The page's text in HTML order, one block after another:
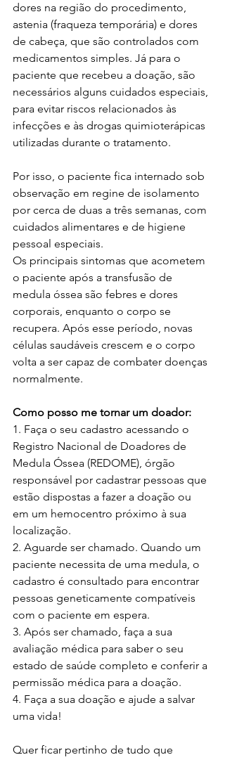
dores na região do procedimento,
astenia (fraqueza temporária) e dores
de cabeça, que são controlados com
medicamentos simples. Já para o
paciente que recebeu a doação, são
necessários alguns cuidados especiais,
para evitar riscos relacionados às
infecções e às drogas quimioterápicas
utilizadas durante o tratamento.
Por isso, o paciente fica internado sob
observação em regine de isolamento
por cerca de duas a três semanas, com
cuidados alimentares e de higiene
pessoal especiais.
Os principais sintomas que acometem
o paciente após a transfusão de
medula óssea são febres e dores
corporais, enquanto o corpo se
recupera. Após esse período, novas
células saudáveis crescem e o corpo
volta a ser capaz de combater doenças
normalmente.
Como posso me tornar um doador:
1. Faça o seu cadastro acessando o
Registro Nacional de Doadores de
Medula Óssea (REDOME), órgão
responsável por cadastrar pessoas que
estão dispostas a fazer a doação ou
em um hemocentro próximo à sua
localização.
2. Aguarde ser chamado. Quando um
paciente necessita de uma medula, o
cadastro é consultado para encontrar
pessoas geneticamente compatíveis
com o paciente em espera.
3. Após ser chamado, faça a sua
avaliação médica para saber o seu
estado de saúde completo e conferir a
permissão médica para a doação.
4. Faça a sua doação e ajude a salvar
uma vida!
Quer ficar pertinho de tudo que